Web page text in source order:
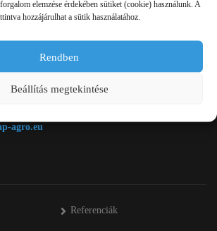
elemzése érdekében sütiket (cookie) használunk. A
hozzájárulhat a sütik használatához.
Rendben
Beállítás megtekintése
Alsójárás d. 1/a
28
agro.eu
Referenciák